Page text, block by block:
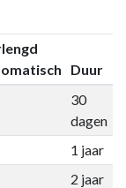
Duur
30
dagen
1 jaar
2 jaar